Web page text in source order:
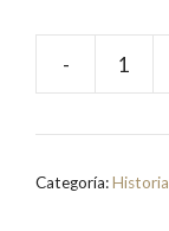
-
Categoría: